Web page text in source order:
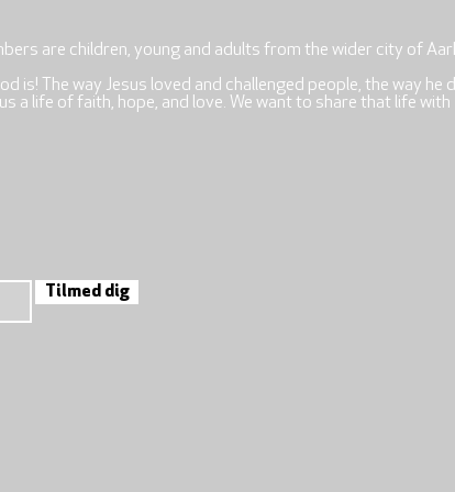
are children, young and adults from the wider city of
is! The way Jesus loved and challenged people, the way he
a life of faith, hope, and love. We want to share that life with
Tilmed dig